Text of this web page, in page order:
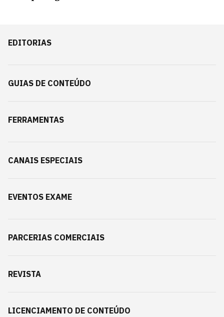
EDITORIAS
GUIAS DE CONTEÚDO
FERRAMENTAS
CANAIS ESPECIAIS
EVENTOS EXAME
PARCERIAS COMERCIAIS
REVISTA
LICENCIAMENTO DE CONTEÚDO